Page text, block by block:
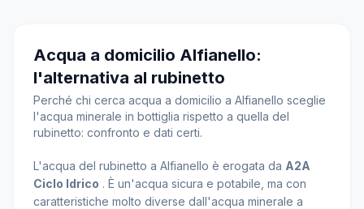
Acqua a domicilio Alfianello:
l'alternativa al rubinetto
Perché chi cerca acqua a domicilio a Alfianello sceglie
l'acqua minerale in bottiglia rispetto a quella del
rubinetto: confronto e dati certi.
L'acqua del rubinetto a Alfianello è erogata da A2A
Ciclo Idrico . È un'acqua sicura e potabile, ma con
caratteristiche molto diverse dall'acqua minerale a